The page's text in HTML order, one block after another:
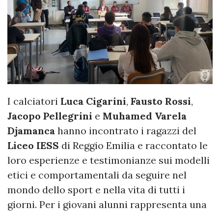
I calciatori Luca Cigarini, Fausto Rossi,
Jacopo Pellegrini e Muhamed Varela
Djamanca hanno incontrato i ragazzi del
Liceo IESS di Reggio Emilia e raccontato le
loro esperienze e testimonianze sui modelli
etici e comportamentali da seguire nel
mondo dello sport e nella vita di tutti i
giorni. Per i giovani alunni rappresenta una